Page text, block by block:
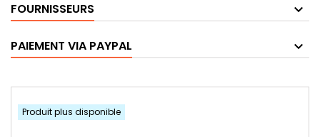
FOURNISSEURS
PAIEMENT VIA PAYPAL
Produit plus disponible